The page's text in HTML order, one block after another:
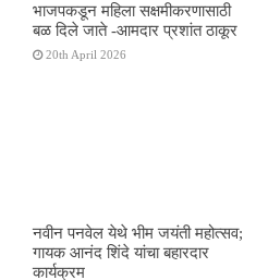
भाजपकडून महिला सक्षमीकरणासाठी
बळ दिले जाते -आमदार प्रशांत ठाकूर
20th April 2026
नवीन पनवेल येथे भीम जयंती महोत्सव;
गायक आनंद शिंदे यांचा बहारदार
कार्यक्रम